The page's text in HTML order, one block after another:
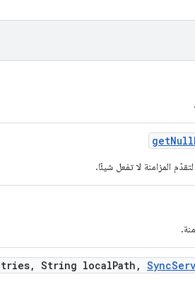
getNull
المزامنة لا تفعل شيئًا.
, String localPath , Sync